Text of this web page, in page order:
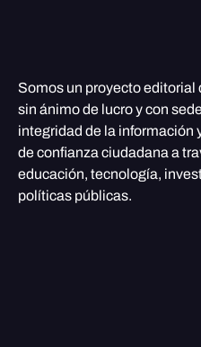
Somos un proyecto editorial
sin ánimo de lucro y con
integridad de la información
de confianza ciudadana a
educación, tecnología,
políticas públicas.